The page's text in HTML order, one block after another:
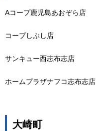
Aコープ鹿児島あおぞら店
コープしぶし店
サンキュー西志布志店
ホームプラザナフコ志布志店
大崎町